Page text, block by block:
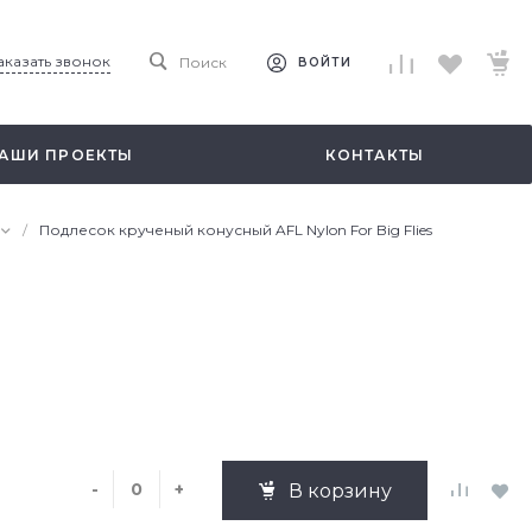
звонок Поиск ВОЙТИ
ПРОЕКТЫ КОНТАКТЫ
/ Подлесок крученый конусный AFL Nylon For Big Flies
- + В корзину